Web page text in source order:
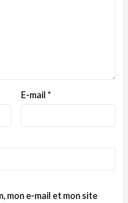
E-mail*
mon e-mail et mon site